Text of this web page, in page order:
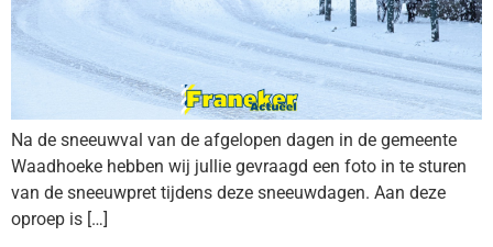
Na de sneeuwval van de afgelopen dagen in de gemeente
Waadhoeke hebben wij jullie gevraagd een foto in te sturen
van de sneeuwpret tijdens deze sneeuwdagen. Aan deze
oproep is […]